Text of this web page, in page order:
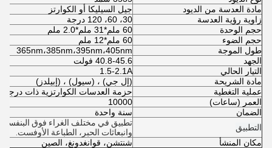
مادة العدسة من الديود
جيل السيليكا أو الكوارتز
زاوية رؤية العدسة
30، 60، 120 درجة
حجم الوحدة
60 ملم*31 ملم*2.0 ملم
حجم الضوء
60 ملم*12 ملم
طول الموجة
365nm،385nm،395nm،405nm
الجهد
40.8-45.6 فولت
التيار الحالي
1.5-2.1A
مادة الشريحة
(إل جي) ، (سيول) ، (إبيلدز)
عملية التغطية
حزمة العدسات الكوارتزية ذات درجة
العمر (ساعات)
10000
الضمان
سنة واحدة
التطبيق
تطبيق في مختلف الغراء فوق
وانبعاثات الحبر، الطباعة الأوفست.
مكان المنشأ
شنتشن، قوانغدونغ، الصين